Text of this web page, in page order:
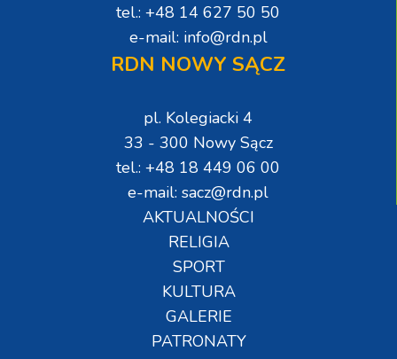
tel.: +48 14 627 50 50
e-mail: info@rdn.pl
RDN NOWY SĄCZ
pl. Kolegiacki 4
33 - 300 Nowy Sącz
tel.: +48 18 449 06 00
e-mail: sacz@rdn.pl
AKTUALNOŚCI
RELIGIA
SPORT
KULTURA
GALERIE
PATRONATY